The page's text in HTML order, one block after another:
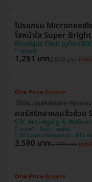
โปรแกรม
โสหน้าใส Super Bright
Boutique Clinic (บูติค คลินิ
ปทุมธานี
1,251 บาท2,990 บาท ประห
ได้ประ
คอร์สรักษาหลุมสิวด้วย
STC Anti-Aging &
ราชเทวี , วัฒนา , จตุจักร
3,590 บาท5,720 บาท ประห